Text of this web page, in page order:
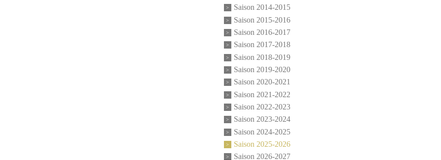
Saison 2014-2015
Saison 2015-2016
Saison 2016-2017
Saison 2017-2018
Saison 2018-2019
Saison 2019-2020
Saison 2020-2021
Saison 2021-2022
Saison 2022-2023
Saison 2023-2024
Saison 2024-2025
Saison 2025-2026
Saison 2026-2027